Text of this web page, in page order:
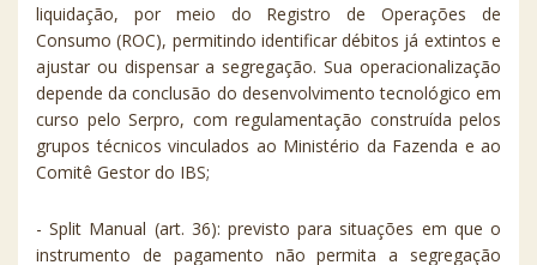
liquidação, por meio do Registro de Operações de
Consumo (ROC), permitindo identificar débitos já extintos e
ajustar ou dispensar a segregação. Sua operacionalização
depende da conclusão do desenvolvimento tecnológico em
curso pelo Serpro, com regulamentação construída pelos
grupos técnicos vinculados ao Ministério da Fazenda e ao
Comitê Gestor do IBS;
- Split Manual (art. 36): previsto para situações em que o
instrumento de pagamento não permita a segregação